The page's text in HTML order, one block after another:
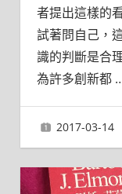
者提出這樣的
試著問自己，
識的判斷是合
為許多創新都
2017-03-14